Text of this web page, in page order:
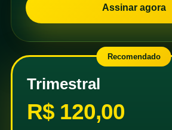
Assinar agora
Recomendado
Trimestral
R$ 120,00